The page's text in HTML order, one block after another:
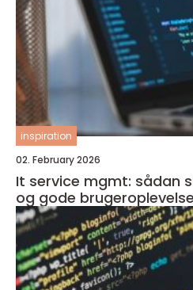
inspiration
02. February 2026
It service mgmt: sådan
og gode